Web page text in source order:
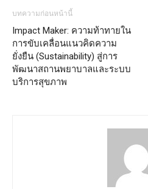
บทความก่อนหน้านี้
Impact Maker: ความท้าทายใน
การขับเคลื่อนแนวคิดความ
ยั่งยืน (Sustainability) สู่การ
พัฒนาสถานพยาบาลและระบบ
บริการสุขภาพ